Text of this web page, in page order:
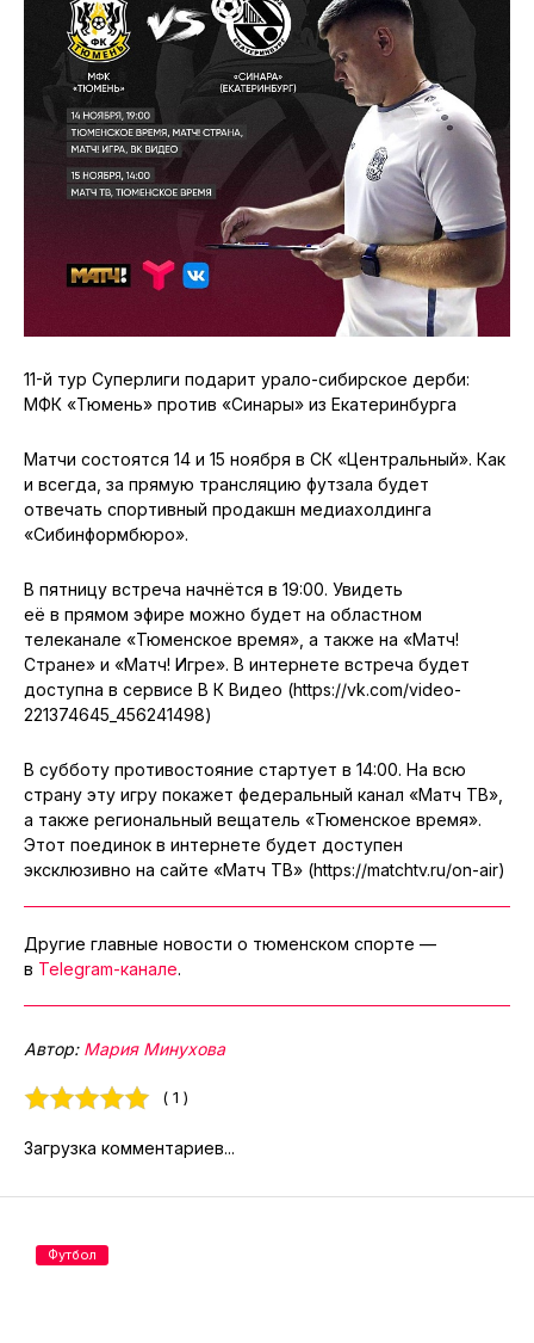
11-й тур Суперлиги подарит урало-сибирское дерби:
МФК «Тюмень» против «Синары» из Екатеринбурга
Матчи состоятся 14 и 15 ноября в СК «Центральный». Как
и всегда, за прямую трансляцию футзала будет
отвечать спортивный продакшн медиахолдинга
«Сибинформбюро».
В пятницу встреча начнётся в 19:00. Увидеть
её в прямом эфире можно будет на областном
телеканале «Тюменское время», а также на «Матч!
Стране» и «Матч! Игре». В интернете встреча будет
доступна в сервисе В К Видео (https://vk.com/video-
221374645_456241498)
В субботу противостояние стартует в 14:00. На всю
страну эту игру покажет федеральный канал «Матч ТВ»,
а также региональный вещатель «Тюменское время».
Этот поединок в интернете будет доступен
эксклюзивно на сайте «Матч ТВ» (https://matchtv.ru/on-air)
Другие главные новости о тюменском спорте —
в Telegram-канале.
Автор: Мария Минухова
( 1 )
Загрузка комментариев...
Футбол